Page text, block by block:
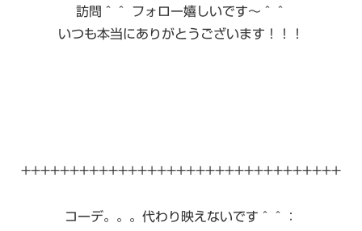
訪問＾＾ フォロー嬉しいです〜＾＾
いつも本当にありがとうございます！！！
+++++++++++++++++++++++++++++++++
コーデ。。。代わり映えないです＾＾：